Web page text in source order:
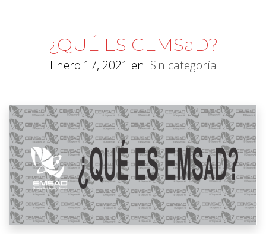
¿QUÉ ES CEMSaD?
Enero 17, 2021 en Sin categoría